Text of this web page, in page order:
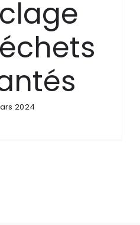
2024